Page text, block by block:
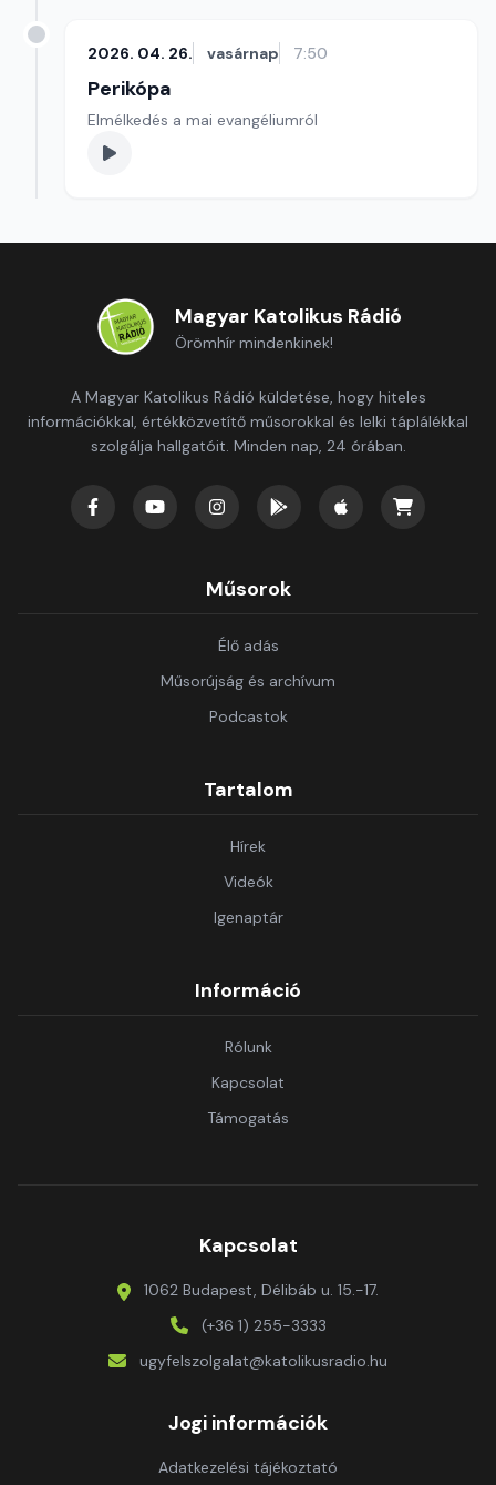
2026. 04. 26. vasárnap 7:50
Perikópa
Elmélkedés a mai evangéliumról
Magyar Katolikus Rádió
Örömhír mindenkinek!
A Magyar Katolikus Rádió küldetése, hogy hiteles
információkkal, értékközvetítő műsorokkal és lelki táplálékkal
szolgálja hallgatóit. Minden nap, 24 órában.
Műsorok
Élő adás
Műsorújság és archívum
Podcastok
Tartalom
Hírek
Videók
Igenaptár
Információ
Rólunk
Kapcsolat
Támogatás
Kapcsolat
1062 Budapest, Délibáb u. 15.-17.
(+36 1) 255-3333
ugyfelszolgalat@katolikusradio.hu
Jogi információk
Adatkezelési tájékoztató